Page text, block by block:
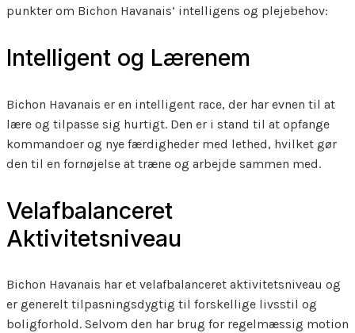
punkter om Bichon Havanais’ intelligens og plejebehov:
Intelligent og Lærenem
Bichon Havanais er en intelligent race, der har evnen til at
lære og tilpasse sig hurtigt. Den er i stand til at opfange
kommandoer og nye færdigheder med lethed, hvilket gør
den til en fornøjelse at træne og arbejde sammen med.
Velafbalanceret
Aktivitetsniveau
Bichon Havanais har et velafbalanceret aktivitetsniveau og
er generelt tilpasningsdygtig til forskellige livsstil og
boligforhold. Selvom den har brug for regelmæssig motion